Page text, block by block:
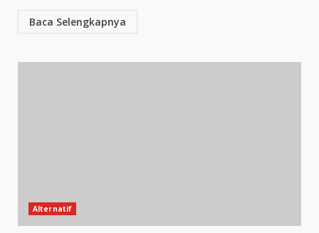
Baca Selengkapnya
Alternatif